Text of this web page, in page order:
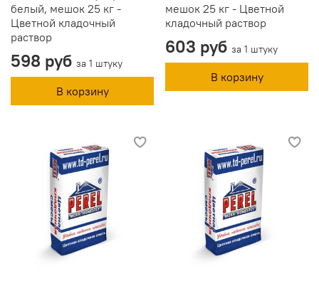
белый, мешок 25 кг -
Цветной кладочный
раствор
598 руб за 1 штуку
В корзину
мешок 25 кг - Цветной
кладочный раствор
603 руб за 1 штуку
В корзину